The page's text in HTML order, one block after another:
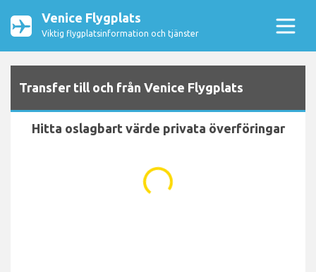
Venice Flygplats
Viktig flygplatsinformation och tjänster
Transfer till och från Venice Flygplats
Hitta oslagbart värde privata överföringar
...